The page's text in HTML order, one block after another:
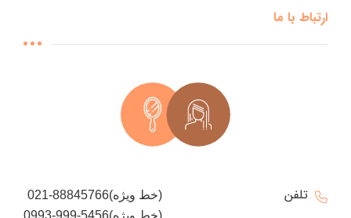
ارتباط با ما
تلفن
021-88845766(خط ویژه)
0993-999-5456(خط ویژه)